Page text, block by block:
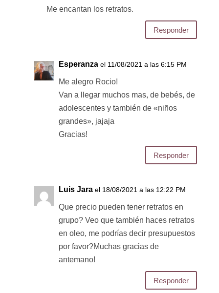
Me encantan los retratos.
Responder
Esperanza el 11/08/2021 a las 6:15 PM
Me alegro Rocio!
Van a llegar muchos mas, de bebés, de
adolescentes y también de «niños
grandes», jajaja
Gracias!
Responder
Luis Jara el 18/08/2021 a las 12:22 PM
Que precio pueden tener retratos en
grupo? Veo que también haces retratos
en oleo, me podrías decir presupuestos
por favor?Muchas gracias de
antemano!
Responder